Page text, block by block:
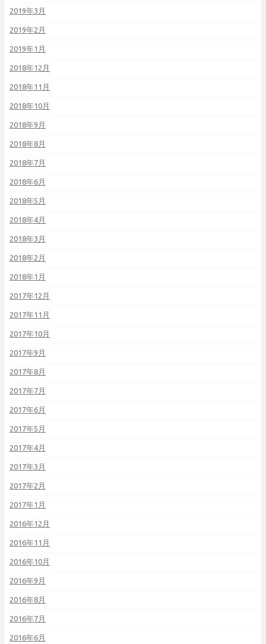
2019年3月
2019年2月
2019年1月
2018年12月
2018年11月
2018年10月
2018年9月
2018年8月
2018年7月
2018年6月
2018年5月
2018年4月
2018年3月
2018年2月
2018年1月
2017年12月
2017年11月
2017年10月
2017年9月
2017年8月
2017年7月
2017年6月
2017年5月
2017年4月
2017年3月
2017年2月
2017年1月
2016年12月
2016年11月
2016年10月
2016年9月
2016年8月
2016年7月
2016年6月